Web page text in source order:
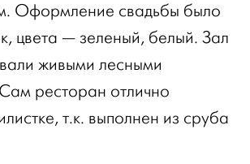
Оформление свадьбы было
цвета — зеленый, белый. Зал
живыми лесными
ресторан отлично
т.к. выполнен из сруба